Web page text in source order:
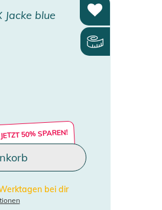
Jacke blue
JETZT 50% SPAREN!
bei dir